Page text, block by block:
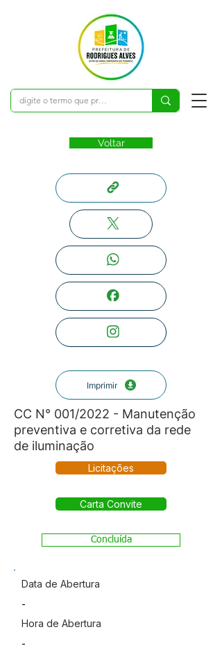
Voltar
Imprimir
CC N° 001/2022 - Manutenção
preventiva e corretiva da rede
de iluminação
Licitações
Carta Convite
Concluída
Data de Abertura
-
Hora de Abertura
-